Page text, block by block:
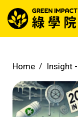
Home Insight -